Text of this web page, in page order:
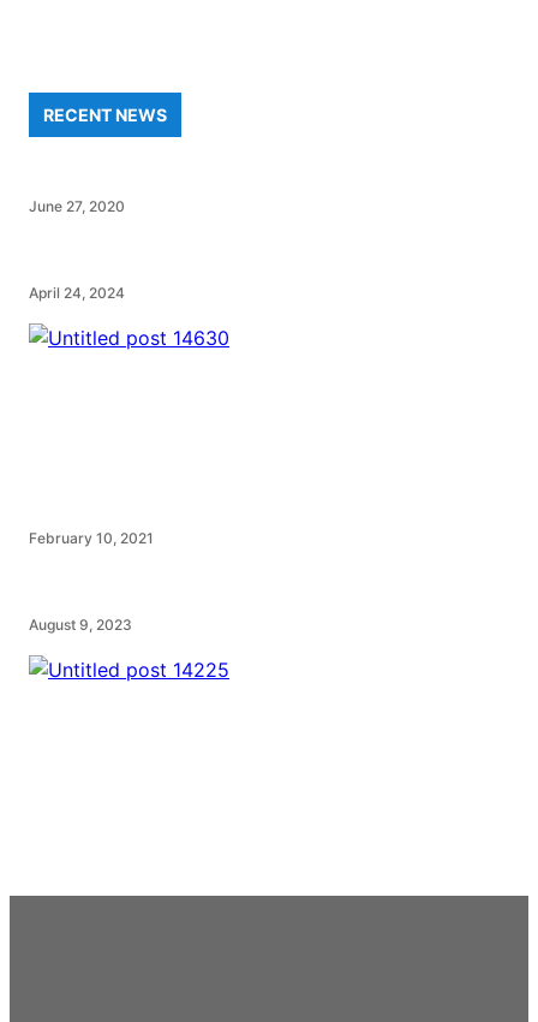
RECENT NEWS
June 27, 2020
April 24, 2024
February 10, 2021
August 9, 2023